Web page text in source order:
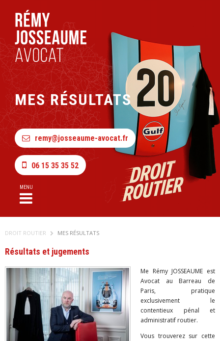
MES RÉSULTATS
remy@josseaume-avocat.fr
06 15 35 35 52
MENU
DROIT ROUTIER MES RÉSULTATS
Résultats et jugements
Me Rémy JOSSEAUME est
Avocat au Barreau de
Paris, pratique
exclusivement le
contentieux pénal et
administratif routier.
Vous trouverez sur cette